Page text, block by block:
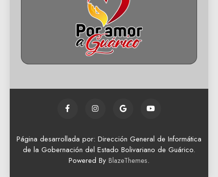
Página desarrollada por: Dirección General de Informática
de la Gobernación del Estado Bolivariano de Guárico.
Powered By BlazeThemes.